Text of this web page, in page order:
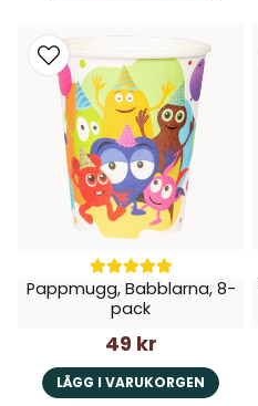
Pappmugg, Babblarna, 8-
pack
49 kr
LÄGG I VARUKORGEN